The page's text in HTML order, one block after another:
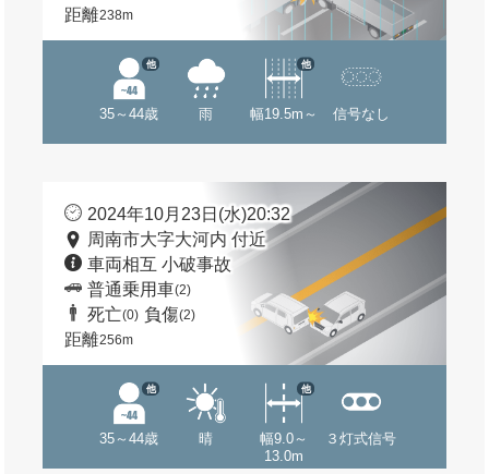
距離238m
35～44歳
他
雨 幅19.5m～
他
信号なし
2024年10月23日(水)20:32
周南市大字大河内 付近
車両相互 小破事故
普通乗用車(2)
死亡(0) 負傷(2)
距離256m
35～44歳
他
晴
幅9.0～
13.0m
他
３灯式信号